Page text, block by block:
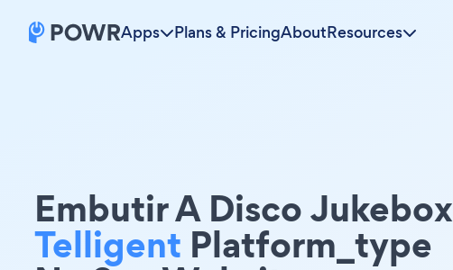
Apps Plans & PricingAboutResources
Embutir A Disco Jukebox
Telligent Platform_type